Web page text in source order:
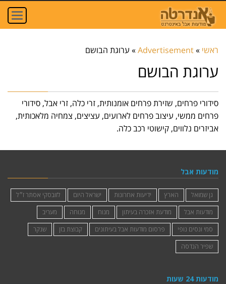
ראשי »
Advertisement
» ערוגת הבושם
ערוגת הבושם
סידורי פרחים, שזירת פרחים אומנותית, זרי כלה, זרי אבל, סידורי
פרחים ממשי, עיצוב פרחים לארועים, עציצים, צמחיה מלאכותית,
אביזרים נלווים, קישוטי רכב כלה.
מודעות אבל
גן שמואל הארץ ידיעות אחרונות ישראל היום
לזובסקי אסתר ז״ל
מודעות אבל
מודעת אזכרה בעיתון מנוח מנוחה
מעריב
סמי ונסים נופי
פרסום מודעות אבל בעיתונים קבוצת בזן
שנקר
שפיר הנדסה
מודעות 24 שעות